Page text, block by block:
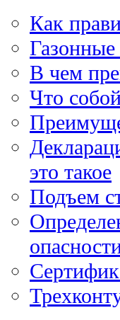
Как
В чем
Что
это такое
Подъем